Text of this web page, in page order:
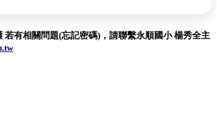
若有相關問題(忘記密碼)，請聯繫永順國小 楊秀全主